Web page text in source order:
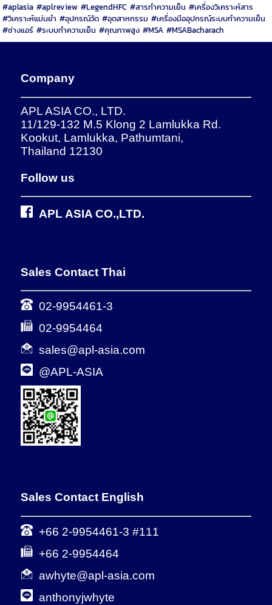
#aplasia #aplreview #LegendHFC #สารทำความเย็น #เครื่องวิเคราะห์สาร
#วิเคราะห์แม่นยำ #อุปกรณ์วัด #อุตสาหกรรม #เครื่องมืออุปกรณ์ระบบทำความเย็น
#ช่างแอร์ #ระบบทำความเย็น #คุณภาพสูง #MSA #MSABacharach
Company
APL ASIA CO., LTD.
11/129-132 M.5 Klong 2 Lamlukka Rd.
Kookut, Lamlukka, Pathumtani,
Thailand 12130
Follow us
APL ASIA CO.,LTD.
Sales Contact Thai
02-9954461-3
02-9954464
sales@apl-asia.com
@APL-ASIA
Sales Contact English
+66 2-9954461-3 #111
+66 2-9954464
awhyte@apl-asia.com
anthonyjwhyte